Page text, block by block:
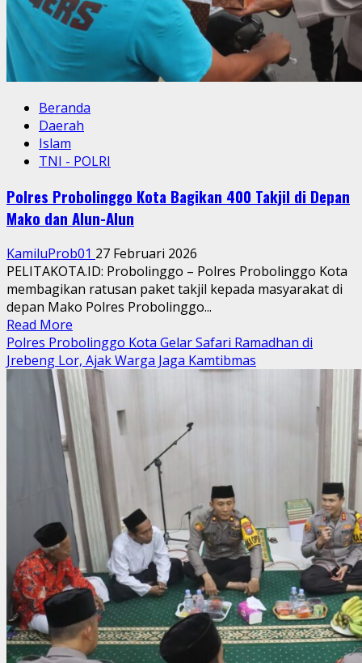
Beranda
Daerah
Islam
TNI - POLRI
Polres Probolinggo Kota Bagikan 400 Takjil di Depan
Mako dan Alun-Alun
KamiluProb01 27 Februari 2026
PELITAKOTA.ID: Probolinggo – Polres Probolinggo Kota
membagikan ratusan paket takjil kepada masyarakat di
depan Mako Polres Probolinggo...
Read More
more
about
Polres
Probolinggo
Kota
Bagikan
400
Takjil
di
Depan
Mako
dan
Alun-
Alun
Polres Probolinggo Kota Gelar Safari Ramadhan di
Jrebeng Lor, Ajak Warga Jaga Kamtibmas